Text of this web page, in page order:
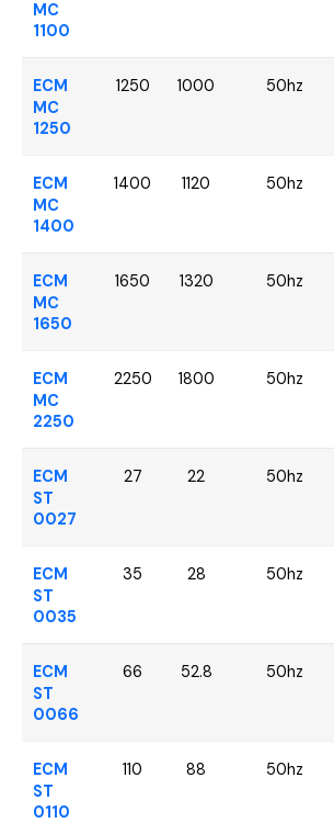
MC
1100
ECM
MC
1250
1250 1000 50hz
ECM
MC
1400
1400 1120 50hz
ECM
MC
1650
1650 1320 50hz
ECM
MC
2250
2250 1800 50hz
ECM
ST
0027
27 22 50hz
ECM
ST
0035
35 28 50hz
ECM
ST
0066
66 52.8 50hz
ECM
ST
0110
110 88 50hz